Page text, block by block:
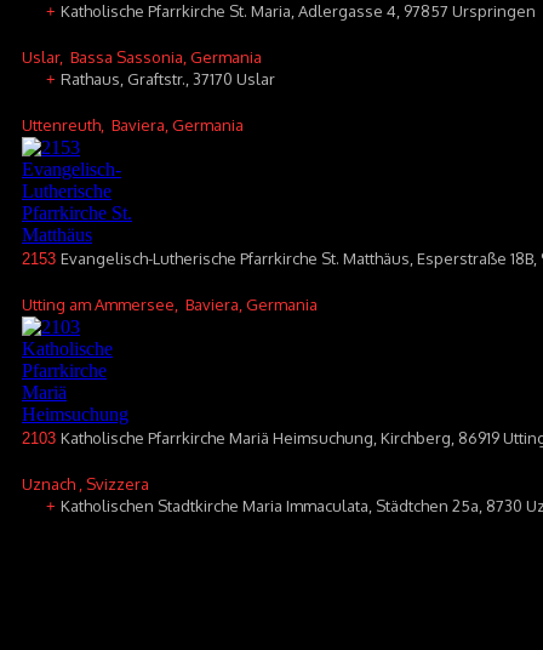
+ Katholische Pfarrkirche St. Maria, Adlergasse 4, 97857 Urspringen
Uslar, Bassa Sassonia, Germania
+ Rathaus, Graftstr., 37170 Uslar
Uttenreuth , Baviera, Germania
2153 Evangelisch-Lutherische Pfarrkirche St. Matthäus, Esperstraße
Utting am Ammersee , Baviera, Germania
2103 Katholische Pfarrkirche Mariä Heimsuchung, Kirchberg, 86919
Uznach , Svizzera
+ Katholischen Stadtkirche Maria Immaculata, Städtchen 25a, 8730